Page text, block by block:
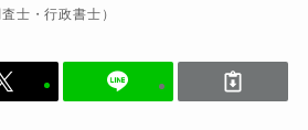
士・行政書士）